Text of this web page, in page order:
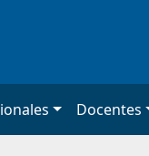
Docentes